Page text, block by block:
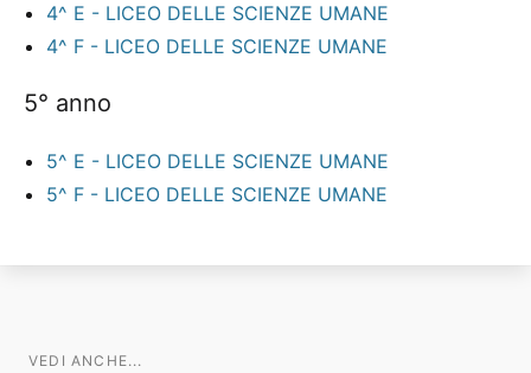
4^ E - LICEO DELLE SCIENZE UMANE
4^ F - LICEO DELLE SCIENZE UMANE
5° anno
5^ E - LICEO DELLE SCIENZE UMANE
5^ F - LICEO DELLE SCIENZE UMANE
VEDI ANCHE...